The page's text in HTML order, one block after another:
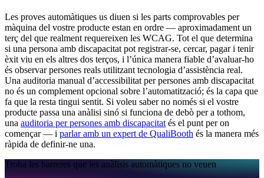
Les proves automàtiques us diuen si les parts comprovables per
màquina del vostre producte estan en ordre — aproximadament un
terç del que realment requereixen les WCAG. Tot el que determina
si una persona amb discapacitat pot registrar-se, cercar, pagar i tenir
èxit viu en els altres dos terços, i l’única manera fiable d’avaluar-ho
és observar persones reals utilitzant tecnologia d’assistència real.
Una auditoria manual d’accessibilitat per persones amb discapacitat
no és un complement opcional sobre l’automatització; és la capa que
fa que la resta tingui sentit. Si voleu saber no només si el vostre
producte passa una anàlisi sinó si funciona de debò per a tothom,
una auditoria per persones amb discapacitat és el punt per on
començar — i parlar amb un expert de QualiBooth és la manera més
ràpida de definir-ne una.
Troba les barreres que les anàlisis automàtiques no veuen